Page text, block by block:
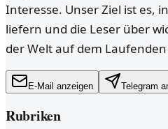
Interesse. Unser Ziel ist es,
liefern und die Leser über
der Welt auf dem
E-Mail anzeigen Telegram
Rubriken